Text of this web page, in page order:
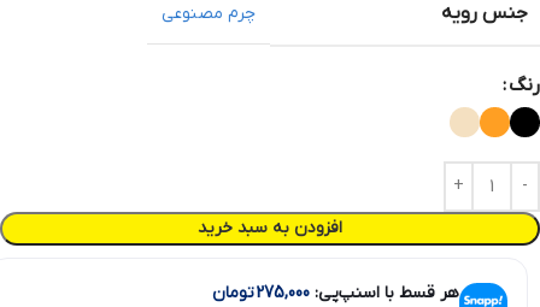
جنس رویه چرم مصنوعی
رنگ
افزودن به سبد خرید
هر قسط با اسنپ‌پی: 275,000تومان